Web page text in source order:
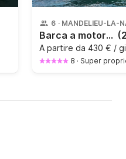
6 · MANDELIEU-LA-
Barca a motore Jeanneau Cap Camarat 6.5 Wa 150CV
A partire da 430 € /
8 · Super